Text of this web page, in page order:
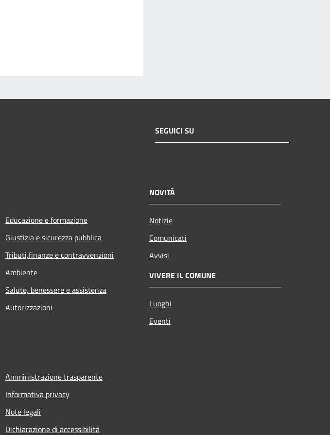
SEGUICI SU
Educazione e formazione
Giustizia e sicurezza pubblica
Tributi,finanze e contravvenzioni
Ambiente
Salute, benessere e assistenza
Autorizzazioni
NOVITÀ
Notizie
Comunicati
Avvisi
VIVERE IL COMUNE
Luoghi
Eventi
Amministrazione trasparente
Informativa privacy
Note legali
Dichiarazione di accessibilità